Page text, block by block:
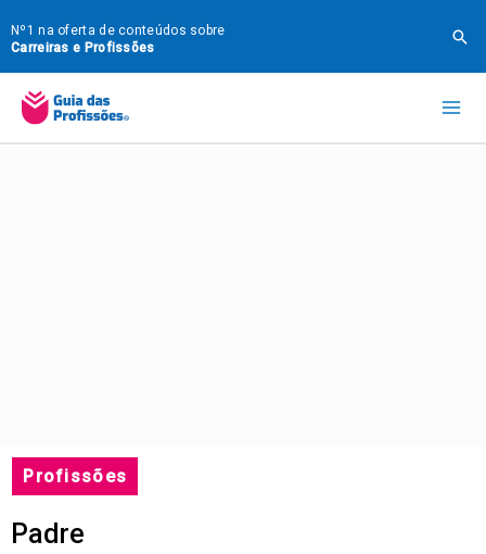
para
o
conteúdo
Nº1 na oferta de conteúdos sobre
Carreiras e Profissões
Profissões
Padre